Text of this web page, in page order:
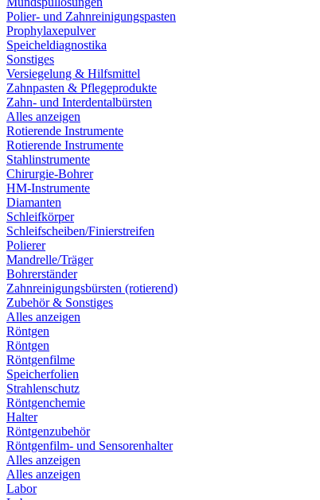
Polier- und Zahnreinigungspasten
Prophylaxepulver
Speicheldiagnostika
Sonstiges
Versiegelung & Hilfsmittel
Zahnpasten & Pflegeprodukte
Zahn- und Interdentalbürsten
Alles anzeigen
Rotierende Instrumente
Rotierende Instrumente
Stahlinstrumente
Chirurgie-Bohrer
HM-Instrumente
Diamanten
Schleifkörper
Schleifscheiben/Finierstreifen
Polierer
Mandrelle/Träger
Bohrerständer
Zahnreinigungsbürsten (rotierend)
Zubehör & Sonstiges
Alles anzeigen
Röntgen
Röntgen
Röntgenfilme
Speicherfolien
Strahlenschutz
Röntgenchemie
Halter
Röntgenzubehör
Röntgenfilm- und Sensorenhalter
Alles anzeigen
Alles anzeigen
Labor